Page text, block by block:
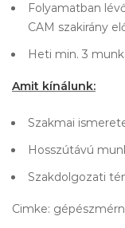
Folyamatban
CAM szakirány
Heti min. 3
Amit kínálunk:
Szakmai
Hosszútávú
Szakdolgozati
Cimke: